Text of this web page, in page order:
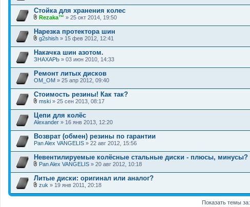
л
о
ж
е
н
и
Стойка для хранения колес
л
о
ж
е
н
и
Rezaka™ » 25 окт 2014, 19:50
Нарезка протектора шин
В
л
о
ж
е
н
и
g2shish » 15 фев 2012, 12:41
Накачка шин азотом.
ЗНАХАРЬ » 03 июн 2010, 14:33
Ремонт литых дисков
OM_OM » 25 апр 2012, 09:40
Стоимость резины! Как так?
л
о
ж
е
н
и
mski » 25 сен 2013, 08:17
Цепи для колёс
Alexander » 16 янв 2013, 12:20
Возврат (обмен) резины по гарантии
Pan Alex VANGELIS » 22 авг 2012, 15:56
Невентилируемые колёсные стальные диски - плюсы, минусы?
л
о
ж
е
Pan Alex VANGELIS » 20 авг 2012, 10:18
Литые диски: оригинал или аналог?
л
zuk » 19 янв 2011, 20:18
Показать темы за: